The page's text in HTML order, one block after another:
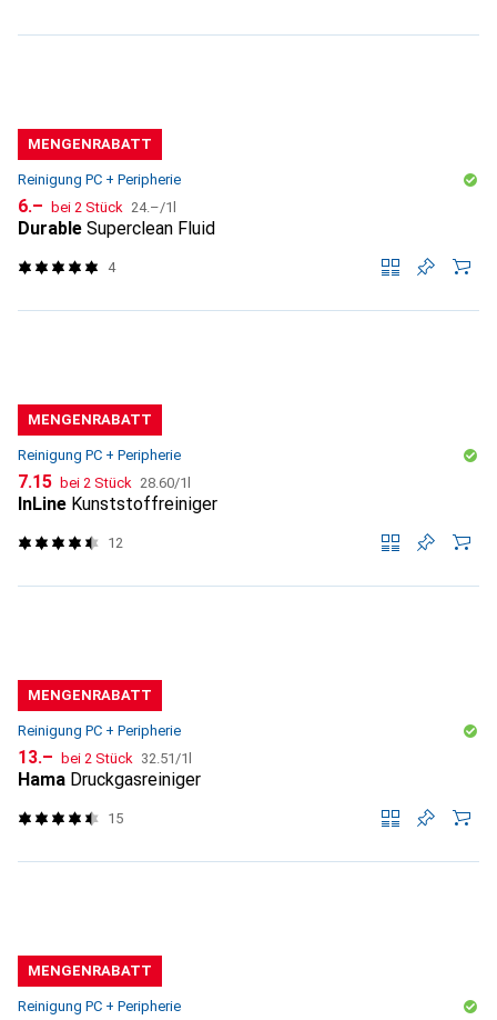
MENGENRABATT
Reinigung PC + Peripherie
CHF
6.– bei 2 Stück CHF
24.–/1l
Durable Superclean Fluid
4
MENGENRABATT
Reinigung PC + Peripherie
CHF
7.15 bei 2 Stück CHF
28.60/1l
InLine Kunststoffreiniger
12
MENGENRABATT
Reinigung PC + Peripherie
CHF
13.– bei 2 Stück CHF
32.51/1l
Hama Druckgasreiniger
15
MENGENRABATT
Reinigung PC + Peripherie